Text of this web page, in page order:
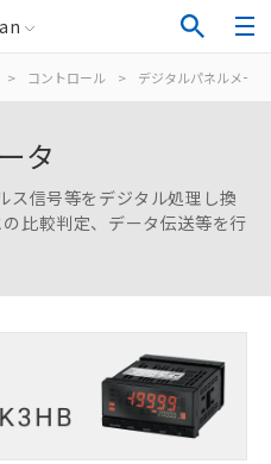
> コントロール > デジタルパネルメータ
タ
ス信号等をデジタル処理し換
比較判定、データ伝送等を行